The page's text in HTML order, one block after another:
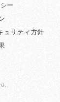
ー
ュリティ方針